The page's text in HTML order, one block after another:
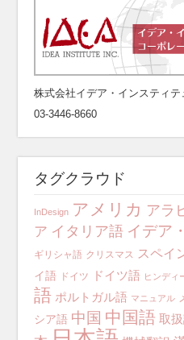
株式会社イデア・インスティテ
03-3446-8660
タグクラウド
InDesign アメリカ アラ
ア イタリア語 イデア
ギリシャ語 クリスマス スペイ
イ語 ドイツ ドイツ語 ヒンディ
語 ポルトガル語 マニュアル
シア語 中国 中国語 取